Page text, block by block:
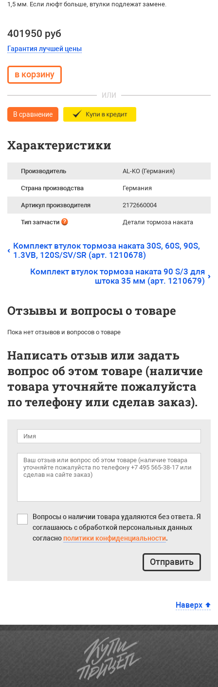
1,5 мм. Если люфт больше, втулки подлежат замене.
401950 руб
Гарантия лучшей цены
ИЛИ
В сравнение
Характеристики
Производитель AL-KO (Германия)
Страна производства Германия
Артикул производителя 2172660004
Тип запчасти Детали тормоза наката
Комплект втулок тормоза наката 30S, 60S, 90S,
1.3VB, 120S/SV/SR (арт. 1210678)
Комплект втулок тормоза наката 90 S/3 для
штока 35 мм (арт. 1210679)
Отзывы и вопросы о товаре
Пока нет отзывов и вопросов о товаре
Написать отзыв или задать
вопрос об этом товаре (наличие
товара уточняйте пожалуйста
по телефону или сделав заказ).
Вопросы о наличии товара удаляются без ответа. Я
соглашаюсь с обработкой персональных данных
согласно политики конфиденциальности.
Отправить
Наверх